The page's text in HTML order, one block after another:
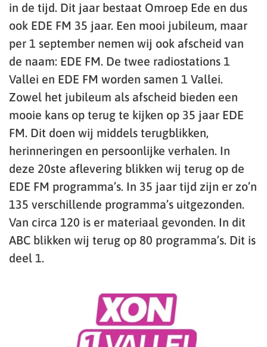
in de tijd. Dit jaar bestaat Omroep Ede en dus
ook EDE FM 35 jaar. Een mooi jubileum, maar
per 1 september nemen wij ook afscheid van
de naam: EDE FM. De twee radiostations 1
Vallei en EDE FM worden samen 1 Vallei.
Zowel het jubileum als afscheid bieden een
mooie kans op terug te kijken op 35 jaar EDE
FM. Dit doen wij middels terugblikken,
herinneringen en persoonlijke verhalen. In
deze 20ste aflevering blikken wij terug op de
EDE FM programma’s. In 35 jaar tijd zijn er zo’n
135 verschillende programma’s uitgezonden.
Van circa 120 is er materiaal gevonden. In dit
ABC blikken wij terug op 80 programma’s. Dit is
deel 1.